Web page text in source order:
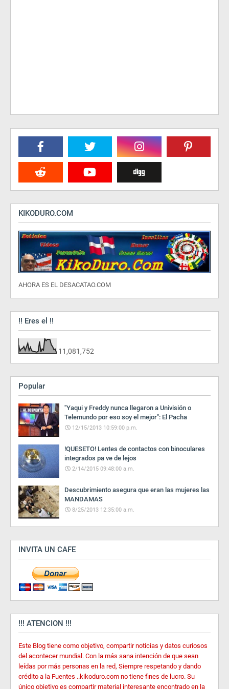
KIKODURO.COM
AHORA ES EL DESACATAO.COM
!! Eres el !!
11,081,752
Popular
"Yaqui y Freddy nunca llegaron a Univisión o
Telemundo por eso soy el mejor": El Pacha
12/15/2013 10:59:00 p.m.
!QUESETO! Lentes de contactos con binoculares
integrados pa ve de lejos
2/14/2015 09:48:00 a.m.
Descubrimiento asegura que eran las mujeres las
MANDAMAS
8/25/2013 12:35:00 a.m.
INVITA UN CAFE
!!! ATENCION !!!
Este Blog tiene como objetivo, compartir noticias y datos curiosos
del acontecer mundial. Con la más sana intención de que sean
leídas por más personas en la red, Siempre respetando y dando
crédito a la Fuentes ..kikoduro.com no tiene fines de lucro. Su
único objetivo es compartir material interesante encontrado en la